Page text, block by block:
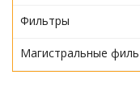
Фильтры
Магистральные